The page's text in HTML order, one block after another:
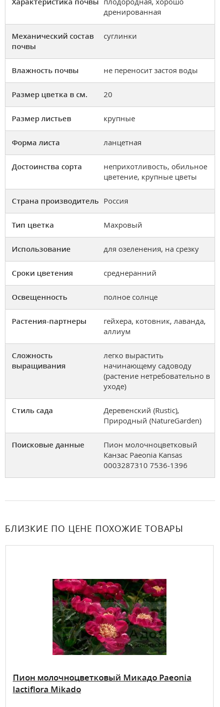
дренированная
Механический состав
почвы
суглинки
Влажность почвы не переносит застоя воды
Размер цветка в см. 20
Размер листьев крупные
Форма листа ланцетная
Достоинства сорта
неприхотливость, обильное
цветение, крупные цветы
Страна производитель Россия
Тип цветка Махровый
Использование для озеленения, на срезку
Сроки цветения среднеранний
Освещенность полное солнце
Растения-партнеры
гейхера, котовник, лаванда,
аллиум
Сложность
выращивания
легко вырастить
начинающему садоводу
(растение нетребовательно в
уходе)
Стиль сада
Деревенский (Rustic),
Природный (NatureGarden)
Поисковые данные
Пион молочноцветковый
Канзас Paeonia Kansas
0003287310 7536-1396
БЛИЗКИЕ ПО ЦЕНЕ ПОХОЖИЕ ТОВАРЫ
Пион молочноцветковый Микадо Paeonia
lactiflora Mikado